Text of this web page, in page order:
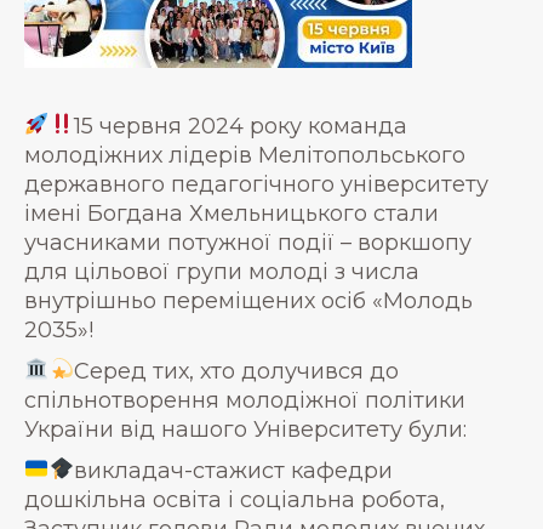
15 червня 2024 року команда
молодіжних лідерів Мелітопольського
державного педагогічного університету
імені Богдана Хмельницького стали
учасниками потужної події – воркшопу
для цільової групи молоді з числа
внутрішньо переміщених осіб «Молодь
2035»!
Серед тих, хто долучився до
спільнотворення молодіжної політики
України від нашого Університету були:
викладач-стажист кафедри
дошкільна освіта і соціальна робота,